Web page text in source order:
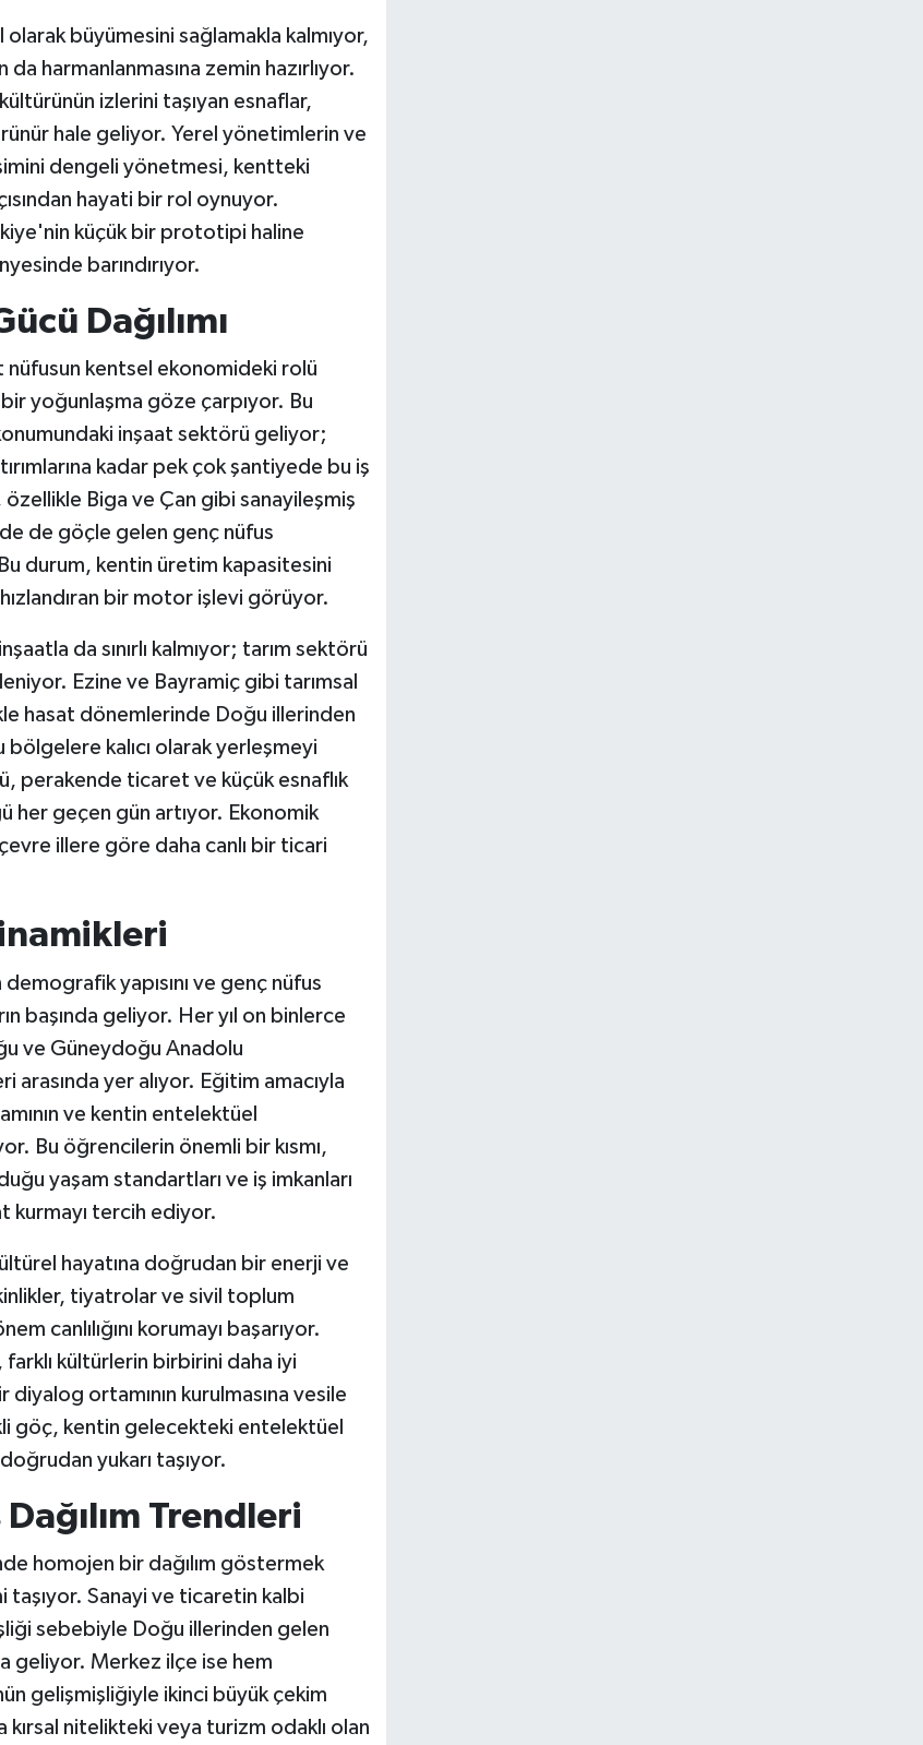
olarak büyümesini sağlamakla kalmıyor,
da harmanlanmasına zemin hazırlıyor.
izlerini taşıyan esnaflar,
hale geliyor. Yerel yönetimlerin ve
dengeli yönetmesi, kentteki
hayati bir rol oynuyor.
küçük bir prototipi haline
barındırıyor.
Dağılımı
kentsel ekonomideki rolü
yoğunlaşma göze çarpıyor. Bu
inşaat sektörü geliyor;
kadar pek çok şantiyede bu iş
özellikle Biga ve Çan gibi sanayileşmiş
de göçle gelen genç nüfus
durum, kentin üretim kapasitesini
bir motor işlevi görüyor.
da sınırlı kalmıyor; tarım sektörü
Ezine ve Bayramiç gibi tarımsal
hasat dönemlerinde Doğu illerinden
bölgelere kalıcı olarak yerleşmeyi
perakende ticaret ve küçük esnaflık
her geçen gün artıyor. Ekonomik
illere göre daha canlı bir ticari
yapısını ve genç nüfus
başında geliyor. Her yıl on binlerce
ve Güneydoğu Anadolu
yer alıyor. Eğitim amacıyla
ve kentin entelektüel
Bu öğrencilerin önemli bir kısmı,
yaşam standartları ve iş imkanları
kurmayı tercih ediyor.
hayatına doğrudan bir enerji ve
tiyatrolar ve sivil toplum
canlılığını korumayı başarıyor.
kültürlerin birbirini daha iyi
diyalog ortamının kurulmasına vesile
göç, kentin gelecekteki entelektüel
yukarı taşıyor.
Trendleri
homojen bir dağılım göstermek
Sanayi ve ticaretin kalbi
sebebiyle Doğu illerinden gelen
geliyor. Merkez ilçe ise hem
gelişmişliğiyle ikinci büyük çekim
kırsal nitelikteki veya turizm odaklı olan